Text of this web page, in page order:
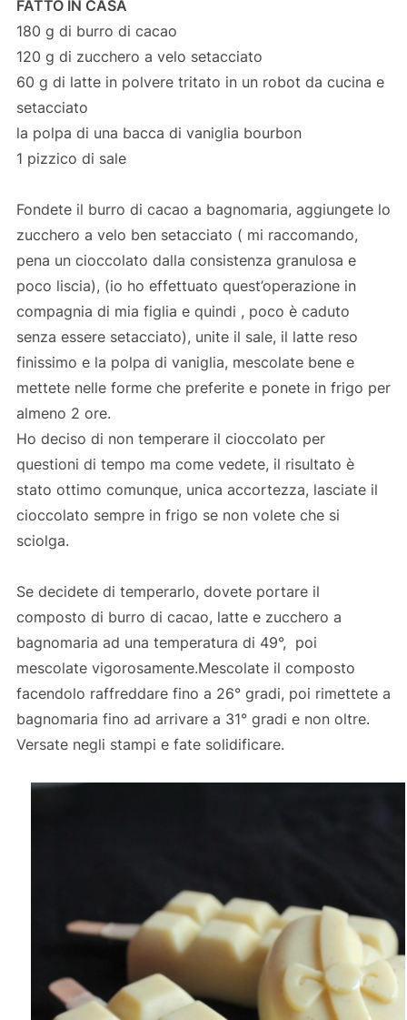
FATTO IN CASA
180 g di burro di cacao
120 g di zucchero a velo setacciato
60 g di latte in polvere tritato in un robot da cucina e
setacciato
la polpa di una bacca di vaniglia bourbon
1 pizzico di sale
Fondete il burro di cacao a bagnomaria, aggiungete lo
zucchero a velo ben setacciato ( mi raccomando,
pena un cioccolato dalla consistenza granulosa e
poco liscia), (io ho effettuato quest’operazione in
compagnia di mia figlia e quindi , poco è caduto
senza essere setacciato), unite il sale, il latte reso
finissimo e la polpa di vaniglia, mescolate bene e
mettete nelle forme che preferite e ponete in frigo per
almeno 2 ore.
Ho deciso di non temperare il cioccolato per
questioni di tempo ma come vedete, il risultato è
stato ottimo comunque, unica accortezza, lasciate il
cioccolato sempre in frigo se non volete che si
sciolga.
Se decidete di temperarlo, dovete portare il
composto di burro di cacao, latte e zucchero a
bagnomaria ad una temperatura di 49°, poi
mescolate vigorosamente.Mescolate il composto
facendolo raffreddare fino a 26° gradi, poi rimettete a
bagnomaria fino ad arrivare a 31° gradi e non oltre.
Versate negli stampi e fate solidificare.